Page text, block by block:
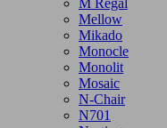
M Regal
Mellow
Mikado
Monocle
Monolit
Mosaic
N-Chair
N701